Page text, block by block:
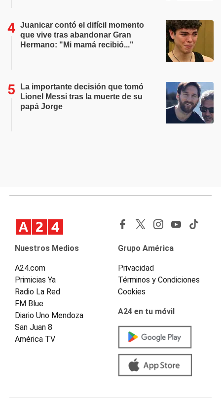
Juanicar contó el difícil momento
que vive tras abandonar Gran
Hermano: "Mi mamá recibió..."
La importante decisión que tomó
Lionel Messi tras la muerte de su
papá Jorge
Nuestros Medios
A24.com
Primicias Ya
Radio La Red
FM Blue
Diario Uno Mendoza
San Juan 8
América TV
Grupo América
Privacidad
Términos y Condiciones
Cookies
A24 en tu móvil